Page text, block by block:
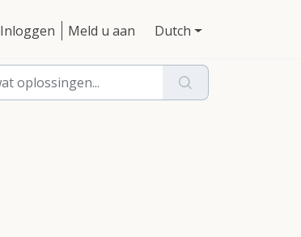
Inloggen Meld u aan Dutch